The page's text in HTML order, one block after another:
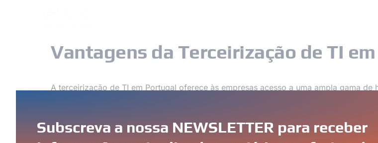
Vantagens da Terceirização de TI
A terceirização de TI em Portugal oferece às empresas acesso a uma ampla gama
Subscreva a nossa NEWSLETTER para receber